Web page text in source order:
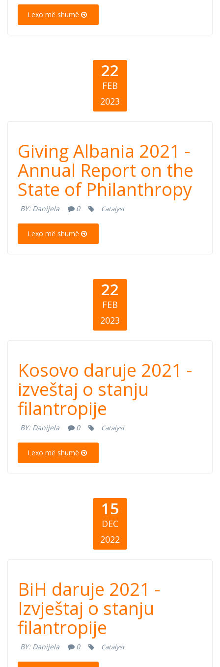
filantropisë
Lexo më shumë
22
FEB
2023
Giving Albania
2021 - Annual
Report on the
State of
Philanthropy
Giving Albania 2021 -
Annual Report on the
State of Philanthropy
BY: Danijela 0 Catalyst
Lexo më shumë
22
FEB
2023
Kosovo daruje
2021 - Izveštaj o
stanju
filantropije
Kosovo daruje 2021 -
izveštaj o stanju
filantropije
BY: Danijela 0 Catalyst
Lexo më shumë
15
DEC
2022
BiH daruje 2021
- Izvještaj o
stanju
filantropije
BiH daruje 2021 -
Izvještaj o stanju
filantropije
BY: Danijela 0 Catalyst